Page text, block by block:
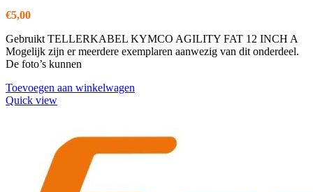
€5,00
Gebruikt TELLERKABEL KYMCO AGILITY FAT 12 INCH A
Mogelijk zijn er meerdere exemplaren aanwezig van dit onderdeel.
De foto’s kunnen
Toevoegen aan winkelwagen
Quick view